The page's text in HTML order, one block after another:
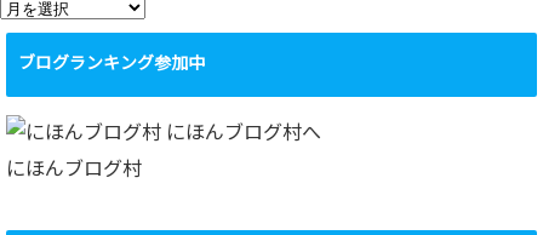
ア
ー
イ
ブ
ブログランキング参加中
にほんブログ村